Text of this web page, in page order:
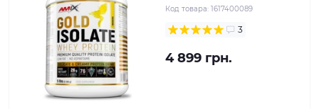
Код товара: 1617400089
3
4 899 грн.